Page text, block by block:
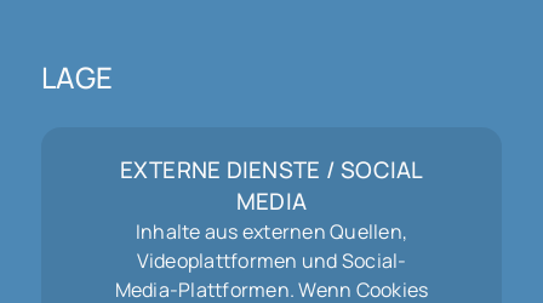
Mehrzweckraum in Dachspitz mit ca. 44 m², 2
Balkone und einer Garage, die für 60 €
betreten Sie zunächst das Treppenhaus, von dem
Sie in die DG-Wohnung gelangen.
Die besondere Dachgeschosswohnung hat einen
offen gestalteten Wohn-Essbereich mit einer
Treppe zum wohnlich ausgebauten und mit einer
LAGE
EXTERNE DIENSTE / SOCIAL
MEDIA
Inhalte aus externen Quellen,
Videoplattformen und Social-
Media-Plattformen. Wenn Cookies